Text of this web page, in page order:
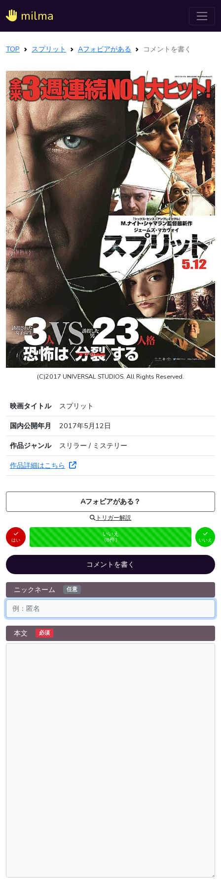
milma
TOP スプリット Aフォビアがある コメントを書く
(C)2017 UNIVERSAL STUDIOS. All Rights Reserved.
映画タイトル
スプリット
国内公開年月
2017年5月12日
作品ジャンル
スリラー / ミステリー
作品詳細はこちら
Aフォビアがある？
トリガー解説
はい
はい
（0件）
未投票
いいえ
（8件） いいえ
コメントを書く
ニックネーム 任意
本文 必須